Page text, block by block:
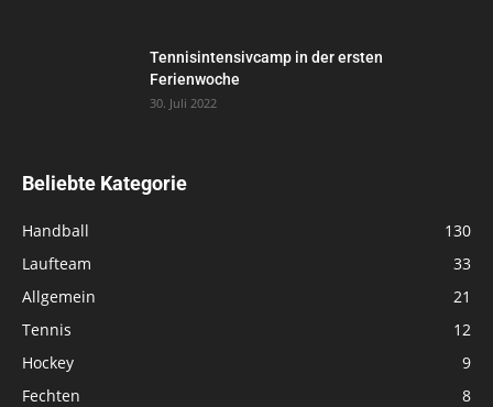
Tennisintensivcamp in der ersten
Ferienwoche
30. Juli 2022
Beliebte Kategorie
Handball
130
Laufteam
33
Allgemein
21
Tennis
12
Hockey
9
Fechten
8